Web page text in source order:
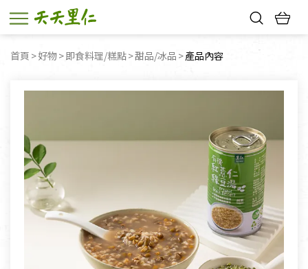
首頁 好物 即食料理/糕點 甜品/冰品 目前頁面：
產品內容